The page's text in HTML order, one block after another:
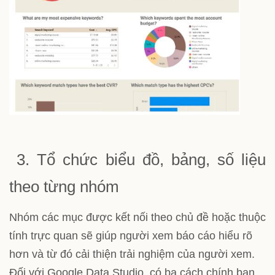
3. Tổ chức biểu đồ, bảng, số liệu
theo từng nhóm
Nhóm các mục được kết nối theo chủ đề hoặc thuộc
tính trực quan sẽ giúp người xem báo cáo hiểu rõ
hơn và từ đó cải thiện trải nghiệm của người xem.